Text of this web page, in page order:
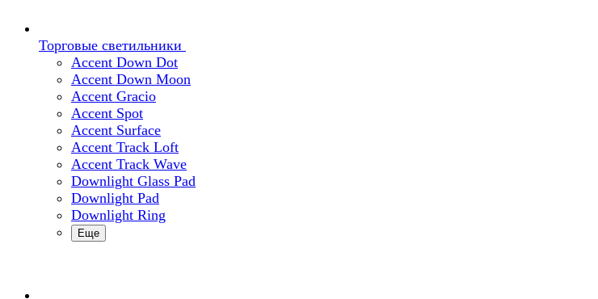
Торговые светильники
Accent Down Dot
Accent Down Moon
Accent Gracio
Accent Spot
Accent Surface
Accent Track Loft
Accent Track Wave
Downlight Glass Pad
Downlight Pad
Downlight Ring
Еще